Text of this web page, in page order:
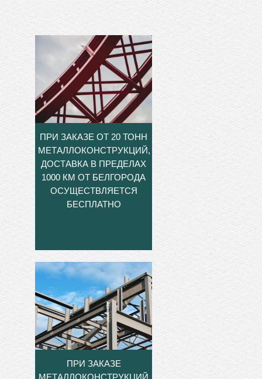
ПРИ ЗАКАЗЕ ОТ 20 ТОНН
МЕТАЛЛОКОНСТРУКЦИЙ,
ДОСТАВКА В ПРЕДЕЛАХ
1000 КМ ОТ БЕЛГОРОДА
ОСУЩЕСТВЛЯЕТСЯ
БЕСПЛАТНО
ПРИ ЗАКАЗЕ